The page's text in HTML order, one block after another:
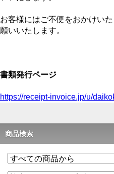
お客様にはご不便をおかけい
願いいたします。
書類発行ページ
https://receipt-invoice.jp/u/
商品検索